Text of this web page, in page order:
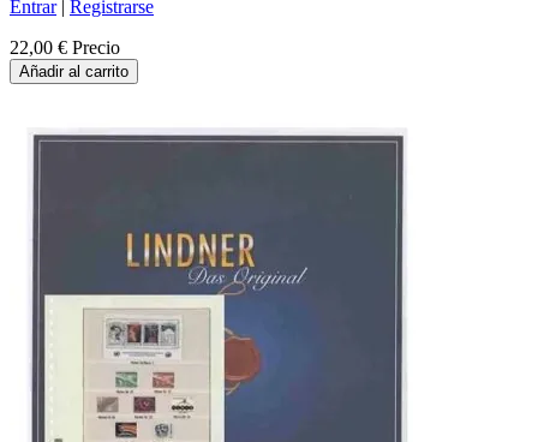
Entrar| Registrarse
22,00 € Precio
Añadir al carrito